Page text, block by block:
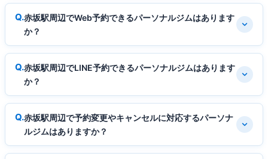
赤坂駅周辺でWeb予約できるパーソナルジムはあります
か？
赤坂駅周辺でLINE予約できるパーソナルジムはあります
か？
赤坂駅周辺で予約変更やキャンセルに対応するパーソナ
ルジムはありますか？